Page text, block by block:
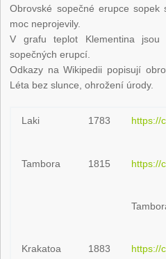
Obrovské sopečné erupce
moc neprojevily.
V grafu teplot Klementina jsou
sopečných erupcí.
Odkazy na Wikipedii popisují
Léta bez slunce, ohrožení úrody.
Laki 1783 https://
Tambora 1815 https://
Krakatoa 1883 https://